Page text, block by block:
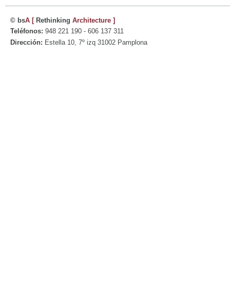
© bsA [Rethinking Architecture ]
Teléfonos: 948 221 190 - 606 137 311
Dirección: Estella 10, 7º izq 31002 Pamplona